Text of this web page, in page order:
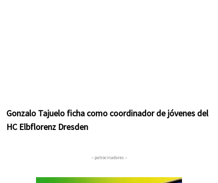
Gonzalo Tajuelo ficha como coordinador de jóvenes del
HC Elbflorenz Dresden
– patrocinadores –